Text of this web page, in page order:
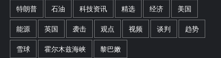
特朗普 石油 科技资讯 精选 经济 美国
能源 英国 袭击 观点 视频 谈判 趋势
雪球 霍尔木兹海峡 黎巴嫩